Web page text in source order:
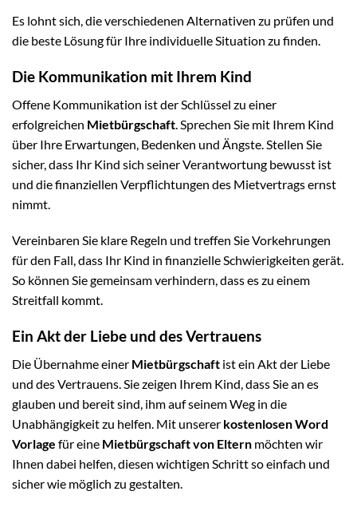
Es lohnt sich, die verschiedenen Alternativen zu prüfen und
die beste Lösung für Ihre individuelle Situation zu finden.
Die Kommunikation mit Ihrem Kind
Offene Kommunikation ist der Schlüssel zu einer
erfolgreichen Mietbürgschaft . Sprechen Sie mit Ihrem Kind
über Ihre Erwartungen, Bedenken und Ängste. Stellen Sie
sicher, dass Ihr Kind sich seiner Verantwortung bewusst ist
und die finanziellen Verpflichtungen des Mietvertrags ernst
nimmt.
Vereinbaren Sie klare Regeln und treffen Sie Vorkehrungen
für den Fall, dass Ihr Kind in finanzielle Schwierigkeiten gerät.
So können Sie gemeinsam verhindern, dass es zu einem
Streitfall kommt.
Ein Akt der Liebe und des Vertrauens
Die Übernahme einer Mietbürgschaft ist ein Akt der Liebe
und des Vertrauens. Sie zeigen Ihrem Kind, dass Sie an es
glauben und bereit sind, ihm auf seinem Weg in die
Unabhängigkeit zu helfen. Mit unserer kostenlosen Word
Vorlage für eine Mietbürgschaft von Eltern möchten wir
Ihnen dabei helfen, diesen wichtigen Schritt so einfach und
sicher wie möglich zu gestalten.